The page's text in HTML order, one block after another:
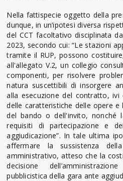
Nella fattispecie oggetto della
dunque, in un’ipotesi diversa
del CCT facoltativo disciplinata
2023, secondo cui: “Le stazioni
tramite il RUP, possono
all'allegato V.2, un collegio
componenti, per risolvere
natura suscettibili di insorgere
alla esecuzione del contratto, ivi
delle caratteristiche delle opere
del bando o dell'invito, nonché
requisiti di partecipazione e
aggiudicazione”. In tale ultima
affermare la sussistenza
amministrativo, atteso che la
decisione
pubblicistica della gara ante